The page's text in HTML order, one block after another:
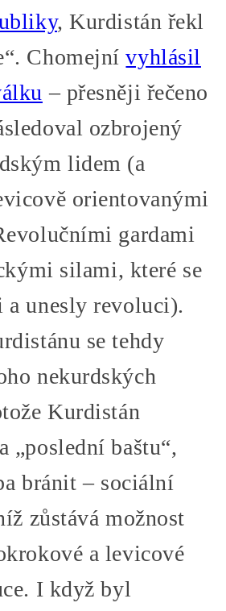
, Kurdistán řekl
Chomejnívyhlásil
– přesněji řečeno
ozbrojený
lidem (a
orientovanými
gardami
silami, které se
unesly revoluci).
se tehdy
nekurdských
Kurdistán
„poslední baštu“,
bránit – sociální
zůstává možnost
a levicové
I když byl